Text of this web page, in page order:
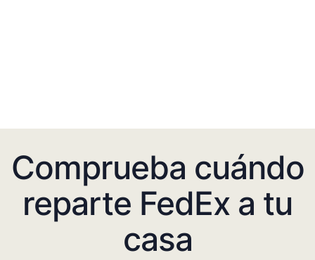
Comprueba cuándo
reparte FedEx a tu
casa